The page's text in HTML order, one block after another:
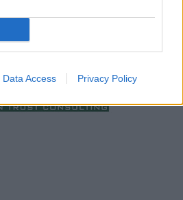
Data Access Privacy Policy